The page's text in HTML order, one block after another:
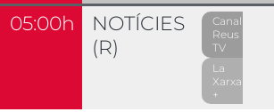
05:00h
NOTÍCIES
(R)
Canal
Reus
TV
La
Xarxa
+